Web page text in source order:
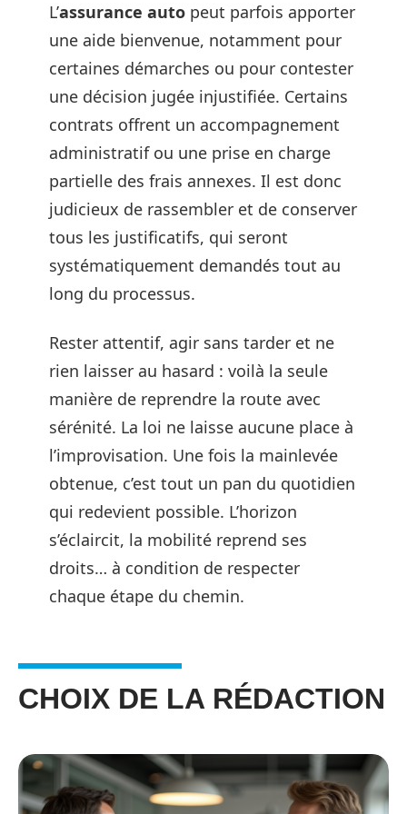
L’assurance auto peut parfois apporter
une aide bienvenue, notamment pour
certaines démarches ou pour contester
une décision jugée injustifiée. Certains
contrats offrent un accompagnement
administratif ou une prise en charge
partielle des frais annexes. Il est donc
judicieux de rassembler et de conserver
tous les justificatifs, qui seront
systématiquement demandés tout au
long du processus.
Rester attentif, agir sans tarder et ne
rien laisser au hasard : voilà la seule
manière de reprendre la route avec
sérénité. La loi ne laisse aucune place à
l’improvisation. Une fois la mainlevée
obtenue, c’est tout un pan du quotidien
qui redevient possible. L’horizon
s’éclaircit, la mobilité reprend ses
droits… à condition de respecter
chaque étape du chemin.
CHOIX DE LA RÉDACTION